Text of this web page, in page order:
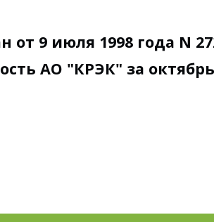
от 9 июля 1998 года
АО "КРЭК" за